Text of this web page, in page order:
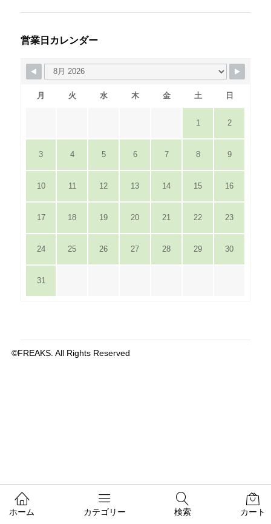
営業日カレンダー
月 火 水 木 金 土 日
1 2
3 4 5 6 7 8 9
10 11 12 13 14 15 16
17 18 19 20 21 22 23
24 25 26 27 28 29 30
31
©FREAKS. All Rights Reserved
ホーム カテゴリー 検索 カート